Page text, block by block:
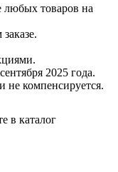
любых товаров на
2025 года.
не компенсируется.
в каталог